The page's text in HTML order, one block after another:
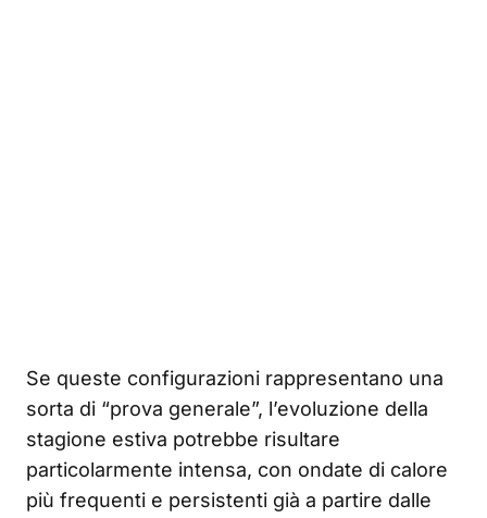
Se queste configurazioni rappresentano una
sorta di “prova generale”, l’evoluzione della
stagione estiva potrebbe risultare
particolarmente intensa, con ondate di calore
più frequenti e persistenti già a partire dalle